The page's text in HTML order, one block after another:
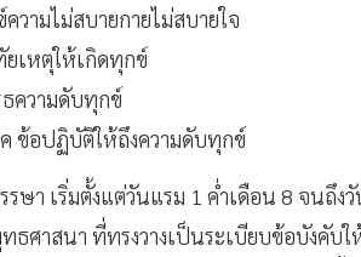
มไม่สบายกายไม่สบายใจ
ตุให้เกิดทุกข์
วามดับทุกข์
ปฏิบัติให้ถึงความดับทุกข์
รษา เริ่มตั้งแต่วันแรม 1 ค่ำเดือน 8 จนถึ
ธศาสนา ที่ทรงวางเป็นระเบียบข้อบังคับ